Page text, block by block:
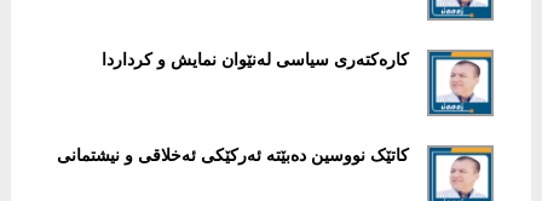
کارەکتەری سیاسی لەنێوان نمایش و کرداردا
کاتێک نووسین دەبێتە ئەرکێکی ئەخلاقی و نیشتمانی